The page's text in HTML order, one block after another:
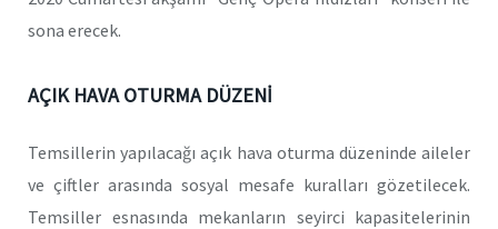
sona erecek.
AÇIK HAVA OTURMA DÜZENİ
Temsillerin yapılacağı açık hava oturma düzeninde aileler
ve çiftler arasında sosyal mesafe kuralları gözetilecek.
Temsiller esnasında mekanların seyirci kapasitelerinin